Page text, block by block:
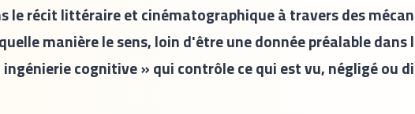
le récit littéraire et cinématographique à travers des
manière le sens, loin d'être une donnée préalable dans
cognitive » qui contrôle ce qui est vu, négligé ou